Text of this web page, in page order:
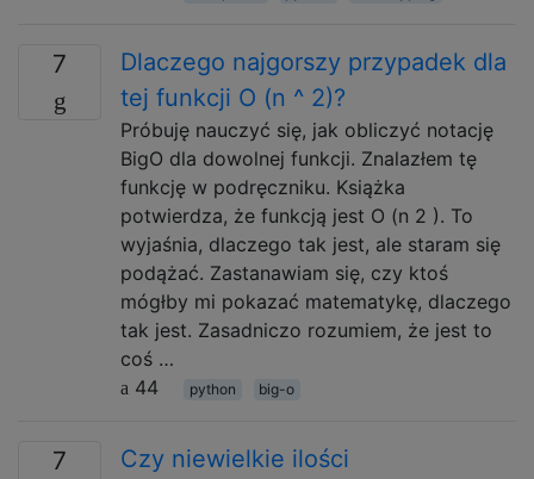
7
Dlaczego najgorszy przypadek dla
tej funkcji O (n ^ 2)?
Próbuję nauczyć się, jak obliczyć notację
BigO dla dowolnej funkcji. Znalazłem tę
funkcję w podręczniku. Książka
potwierdza, że ​​funkcją jest O (n 2 ). To
wyjaśnia, dlaczego tak jest, ale staram się
podążać. Zastanawiam się, czy ktoś
mógłby mi pokazać matematykę, dlaczego
tak jest. Zasadniczo rozumiem, że jest to
coś …
44
python big-o
7
Czy niewielkie ilości